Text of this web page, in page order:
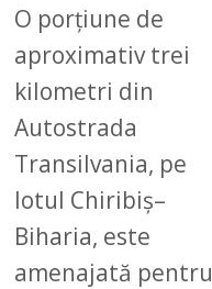
O porțiune de
aproximativ trei
kilometri din
Autostrada
Transilvania, pe
lotul Chiribiș–
Biharia, este
amenajată pentru